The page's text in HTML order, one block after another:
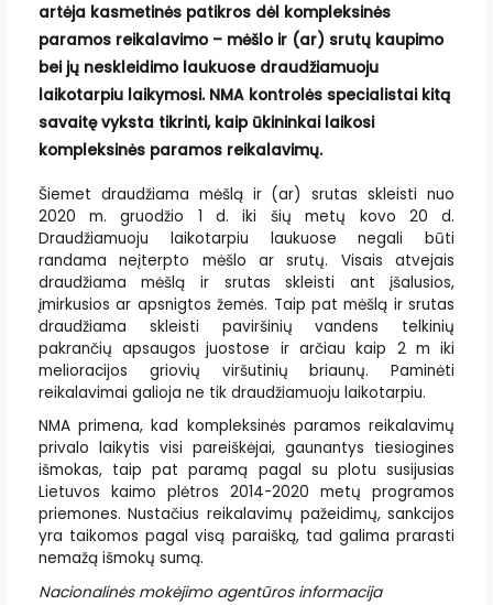
artėja kasmetinės patikros dėl kompleksinės
paramos reikalavimo – mėšlo ir (ar) srutų kaupimo
bei jų neskleidimo laukuose draudžiamuoju
laikotarpiu laikymosi. NMA kontrolės specialistai kitą
savaitę vyksta tikrinti, kaip ūkininkai laikosi
kompleksinės paramos reikalavimų.
Šiemet draudžiama mėšlą ir (ar) srutas skleisti nuo
2020 m. gruodžio 1 d. iki šių metų kovo 20 d.
Draudžiamuoju laikotarpiu laukuose negali būti
randama neįterpto mėšlo ar srutų. Visais atvejais
draudžiama mėšlą ir srutas skleisti ant įšalusios,
įmirkusios ar apsnigtos žemės. Taip pat mėšlą ir srutas
draudžiama skleisti paviršinių vandens telkinių
pakrančių apsaugos juostose ir arčiau kaip 2 m iki
melioracijos griovių viršutinių briaunų. Paminėti
reikalavimai galioja ne tik draudžiamuoju laikotarpiu.
NMA primena, kad kompleksinės paramos reikalavimų
privalo laikytis visi pareiškėjai, gaunantys tiesiogines
išmokas, taip pat paramą pagal su plotu susijusias
Lietuvos kaimo plėtros 2014-2020 metų programos
priemones. Nustačius reikalavimų pažeidimų, sankcijos
yra taikomos pagal visą paraišką, tad galima prarasti
nemažą išmokų sumą.
Nacionalinės mokėjimo agentūros informacija